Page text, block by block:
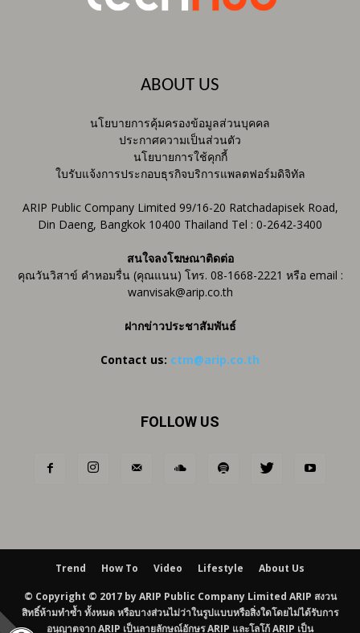
ABOUT US
นโยบายการคุ้มครองข้อมูลส่วนบุคคล
ประกาศความเป็นส่วนตัว
นโยบายการใช้คุกกี้
ใบรับแจ้งการประกอบธุรกิจบริการแพลตฟอร์มดิจิทัล
ARIP Public Company Limited 99/16-20 Ratchadapisek Road,
Din Daeng, Bangkok 10400 Thailand Tel : 0-2642-3400
สนใจลงโฆษณาติดต่อ
คุณวันวิสาข์ คำหอมรื่น (คุณแนน) โทร. 08-1668-2221 หรือ email :
wanvisak@arip.co.th
ฝากข่าวประชาสัมพันธ์
Contact us: ctm@arip.co.th
FOLLOW US
Trend How To Video Lifestyle About Us
© Copyright © 2017 by ARIP Public Company Limited ARIP สงวน
สิทธิ์ห้ามทำซ้ำ ทั้งหมด หรือบางส่วนไม่ว่าในรูปแบบหรือสิ่งใดโดยไม่ได้รับการ
อนุญาตจาก ARIP เป็นลายลักษณ์อักษร ARIP และโลโก้ ARIP เป็น